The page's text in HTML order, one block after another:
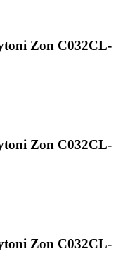
Zon C032CL-
Zon C032CL-
Zon C032CL-